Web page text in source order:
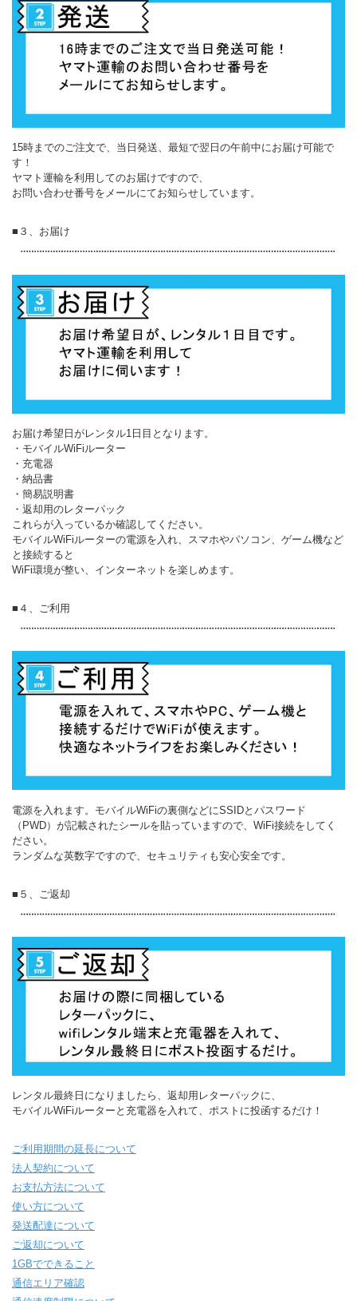
15時までのご注文で、当日発送、最短で翌日の午前中にお届け可能で
す！
ヤマト運輸を利用してのお届けですので、
お問い合わせ番号をメールにてお知らせしています。
■３、お届け
お届け希望日がレンタル1日目となります。
・モバイルWiFiルーター
・充電器
・納品書
・簡易説明書
・返却用のレターパック
これらが入っているか確認してください。
モバイルWiFiルーターの電源を入れ、スマホやパソコン、ゲーム機など
と接続すると
WiFi環境が整い、インターネットを楽しめます。
■４、ご利用
電源を入れます。モバイルWiFiの裏側などにSSIDとパスワード
（PWD）が記載されたシールを貼っていますので、WiFi接続をしてく
ださい。
ランダムな英数字ですので、セキュリティも安心安全です。
■５、ご返却
レンタル最終日になりましたら、返却用レターパックに、
モバイルWiFiルーターと充電器を入れて、ポストに投函するだけ！
ご利用期間の延長について
法人契約について
お支払方法について
使い方について
発送配達について
ご返却について
1GBでできること
通信エリア確認